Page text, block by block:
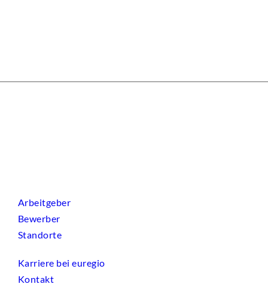
Arbeitgeber
Bewerber
Standorte
Karriere bei euregio
Kontakt